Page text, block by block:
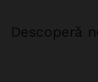
Descoperă